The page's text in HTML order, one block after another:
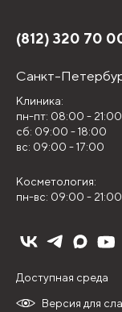
(812) 320 70
Санкт-
Клиника:
пн-пт: 08:00 - 21:00
сб: 09:00 - 18:00
вс: 09:00 - 17:00
Косметология:
пн-вс: 09:00 - 21:00
Версия для
Доступная среда